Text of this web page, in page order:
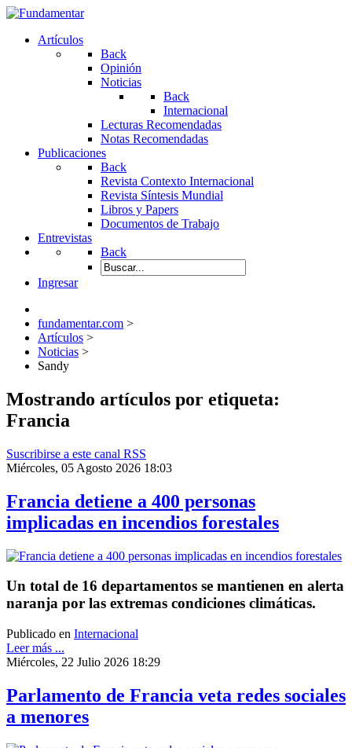
Artículos
Back
Opinión
Noticias
Back
Internacional
Lecturas Recomendadas
Notas Recomendadas
Publicaciones
Back
Revista Contexto Internacional
Revista Síntesis Mundial
Libros y Papers
Documentos de Trabajo
Entrevistas
Back
Ingresar
fundamentar.com >
Artículos >
Noticias >
Sandy
Mostrando artículos por etiqueta:
Francia
Suscribirse a este canal RSS
Miércoles, 05 Agosto 2026 18:03
Francia detiene a 400 personas
implicadas en incendios forestales
Un total de 16 departamentos se mantienen en alerta
naranja por las extremas condiciones climáticas.
Publicado en Internacional
Leer más ...
Miércoles, 22 Julio 2026 18:29
Parlamento de Francia veta redes sociales
a menores